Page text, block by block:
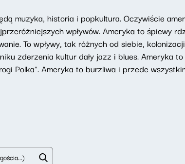
muzyka, historia i popkultura. Oczywiście
wpływów. Ameryka to śpiewy
To wpływy, tak różnych od siebie,
zderzenia kultur dały jazz i blues. Ameryka
Polka". Ameryka to burzliwa i przede